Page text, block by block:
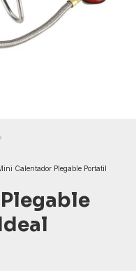
Calentador Plegable Portatil